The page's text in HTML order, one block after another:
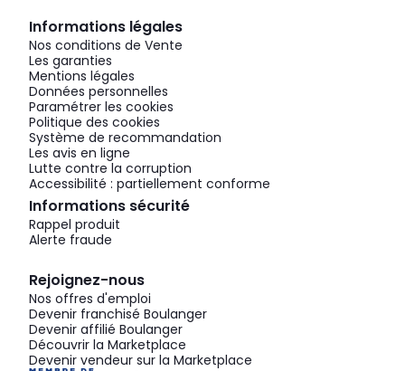
Informations légales
Nos conditions de Vente
Les garanties
Mentions légales
Données personnelles
Paramétrer les cookies
Politique des cookies
Système de recommandation
Les avis en ligne
Lutte contre la corruption
Accessibilité : partiellement conforme
Informations sécurité
Rappel produit
Alerte fraude
Rejoignez-nous
Nos offres d'emploi
Devenir franchisé Boulanger
Devenir affilié Boulanger
Découvrir la Marketplace
Devenir vendeur sur la Marketplace